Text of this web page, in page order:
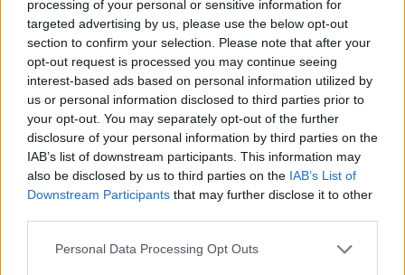
processing of your personal or sensitive information for
targeted advertising by us, please use the below opt-out
section to confirm your selection. Please note that after your
opt-out request is processed you may continue seeing
interest-based ads based on personal information utilized by
us or personal information disclosed to third parties prior to
your opt-out. You may separately opt-out of the further
disclosure of your personal information by third parties on the
IAB’s list of downstream participants. This information may
also be disclosed by us to third parties on the IAB’s List of
Downstream Participants that may further disclose it to other
Personal Data Processing Opt Outs
Πριν 6 ημέρες
Τρίτος στη σφαιροβολία στη διεθνή συνάντηση
Ελλάδας–Κύπρου Κ18 ο Δημήτρης Τέλλιος